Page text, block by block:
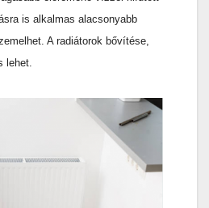
is alkalmas alacsonyabb
A radiátorok bővítése,
lehet.